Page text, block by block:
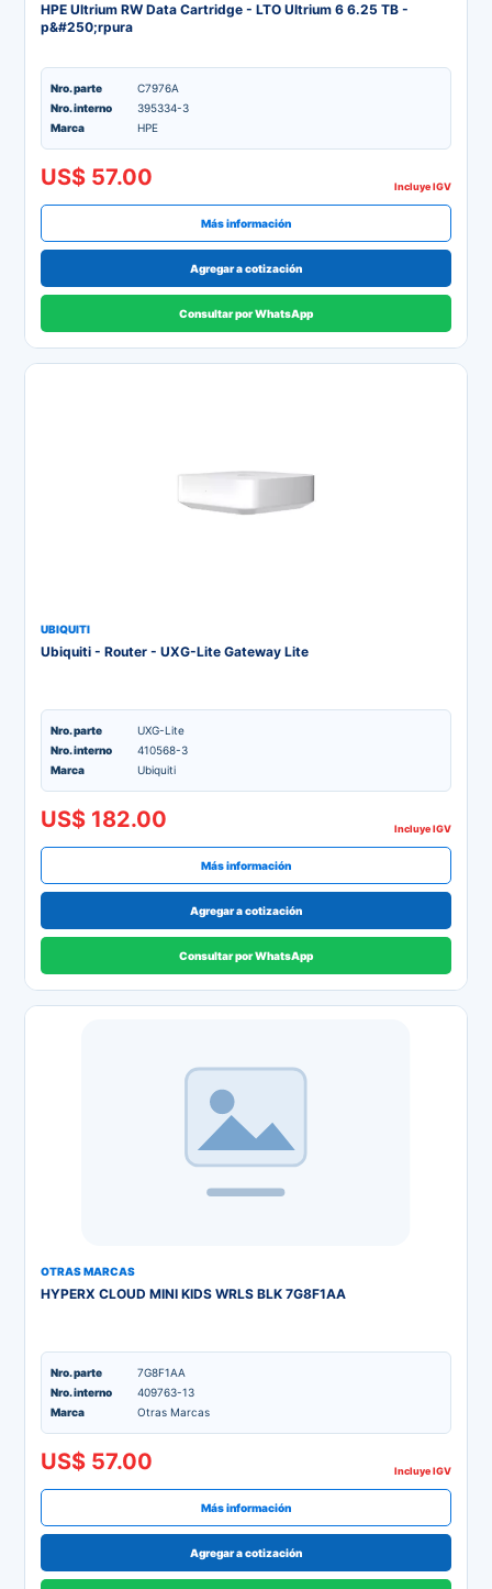
HPE Ultrium RW Data Cartridge - LTO Ultrium 6 6.25 TB -
p&#250;rpura
Nro. parte
C7976A
Nro. interno
395334-3
Marca
HPE
US$ 57.00 Incluye IGV
Más información
Agregar a cotización
Consultar por WhatsApp
UBIQUITI
Ubiquiti - Router - UXG-Lite Gateway Lite
Nro. parte
UXG-Lite
Nro. interno
410568-3
Marca
Ubiquiti
US$ 182.00 Incluye IGV
Más información
Agregar a cotización
Consultar por WhatsApp
OTRAS MARCAS
HYPERX CLOUD MINI KIDS WRLS BLK 7G8F1AA
Nro. parte
7G8F1AA
Nro. interno
409763-13
Marca
Otras Marcas
US$ 57.00 Incluye IGV
Más información
Agregar a cotización